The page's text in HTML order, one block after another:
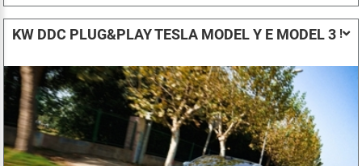
KW DDC PLUG&PLAY TESLA MODEL Y E MODEL 3 !